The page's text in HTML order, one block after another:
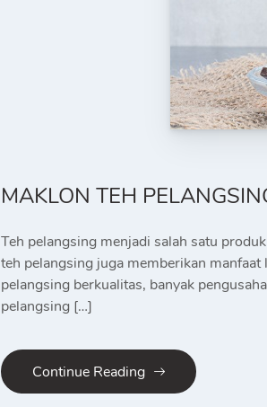
MAKLON TEH
Teh pelangsing menjadi salah satu
teh pelangsing juga memberikan
pelangsing berkualitas, banyak
pelangsing […]
Continue Reading